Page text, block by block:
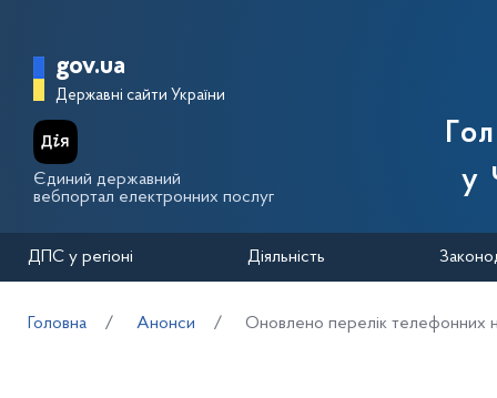
Головна сторінка Державної
gov.ua
Державні сайти України
Єдиний державний
вебпортал електронних послуг
у
ДПС у регіоні Діяльність
Головна Анонси Оновлено перелік телефонних